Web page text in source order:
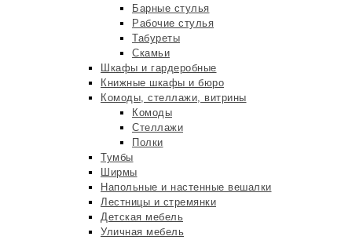
Барные стулья
Рабочие стулья
Табуреты
Скамьи
Шкафы и гардеробные
Книжные шкафы и бюро
Комоды, стеллажи, витрины
Комоды
Стеллажи
Полки
Тумбы
Ширмы
Напольные и настенные вешалки
Лестницы и стремянки
Детская мебель
Уличная мебель